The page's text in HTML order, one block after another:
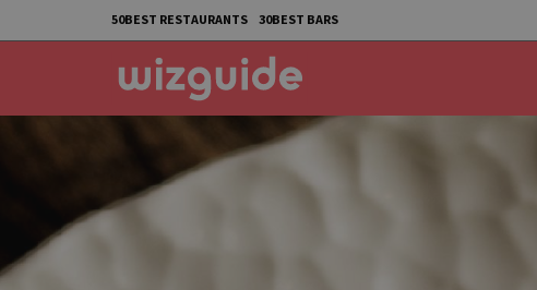
50BEST RESTAURANTS 30BEST BARS